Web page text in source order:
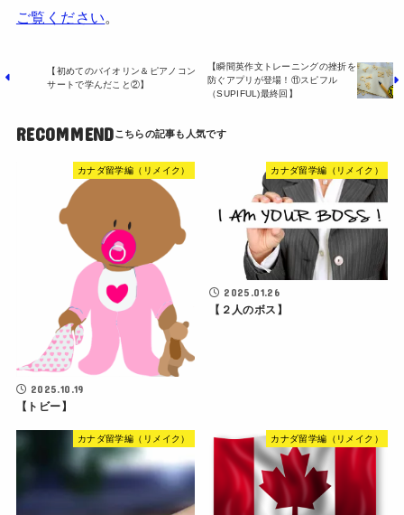
ご覧ください。
【初めてのバイオリン＆ピアノコン
サートで学んだこと②】
【瞬間英作文トレーニングの挫折を
防ぐアプリが登場！⑪スピフル
（SUPIFUL)最終回】
RECOMMEND
カナダ留学編（リメイク）
2025.10.19
【トビー】
カナダ留学編（リメイク）
2025.01.26
【２人のボス】
カナダ留学編（リメイク） カナダ留学編（リメイク）